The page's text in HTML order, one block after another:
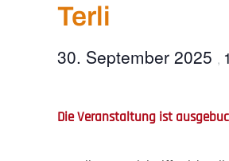
Terli
30. September 2025 ,
Die Veranstaltung ist